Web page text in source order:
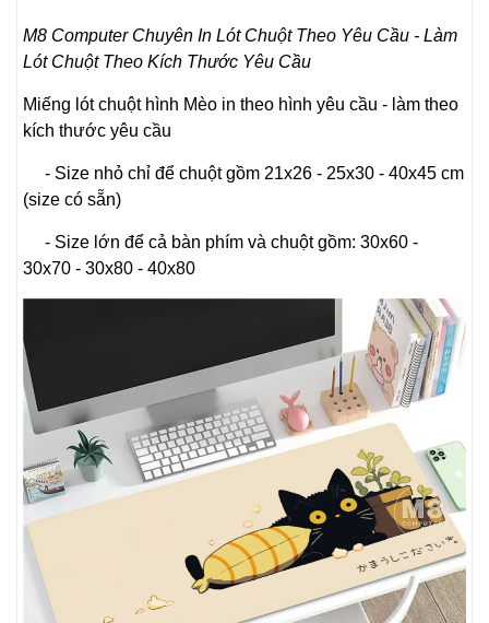
M8 Computer Chuyên In Lót Chuột Theo Yêu Cầu - Làm
Lót Chuột Theo Kích Thước Yêu Cầu
Miếng lót chuột hình Mèo in theo hình yêu cầu - làm theo
kích thước yêu cầu
- Size nhỏ chỉ để chuột gồm 21x26 - 25x30 - 40x45 cm
(size có sẵn)
- Size lớn để cả bàn phím và chuột gồm: 30x60 -
30x70 - 30x80 - 40x80